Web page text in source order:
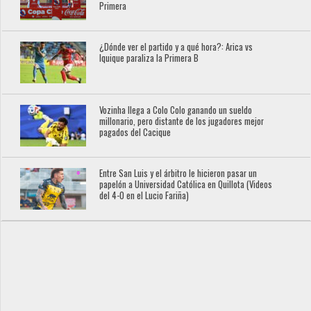
Primera
¿Dónde ver el partido y a qué hora?: Arica vs
Iquique paraliza la Primera B
Vozinha llega a Colo Colo ganando un sueldo
millonario, pero distante de los jugadores mejor
pagados del Cacique
Entre San Luis y el árbitro le hicieron pasar un
papelón a Universidad Católica en Quillota (Videos
del 4-0 en el Lucio Fariña)